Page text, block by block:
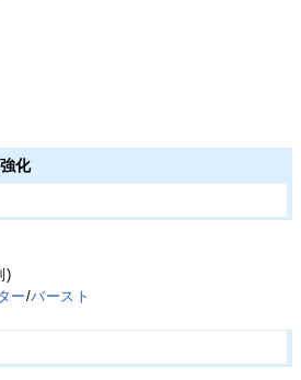
化
)
ー/バースト